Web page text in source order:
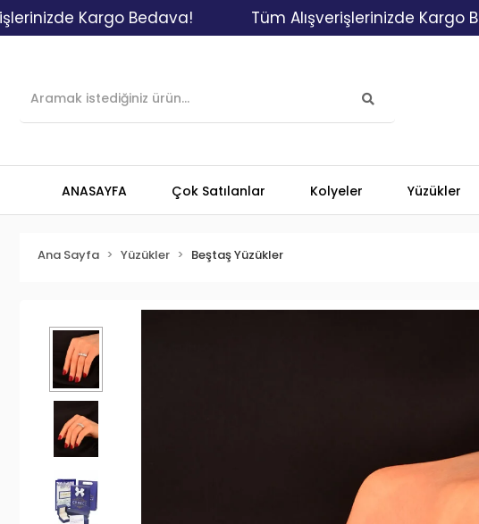
Kargo Bedava! Tüm Alışverişlerinizde Kargo
ANASAYFA Çok Satılanlar Kolyeler Yüzükler
Ana Sayfa Yüzükler Beştaş Yüzükler